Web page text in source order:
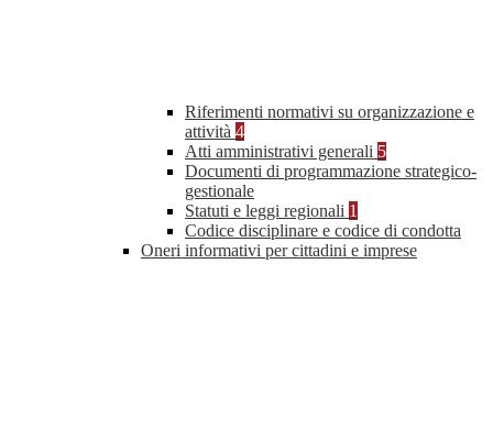
Riferimenti normativi su organizzazione e
attività 4
Atti amministrativi generali 5
Documenti di programmazione strategico-
gestionale
Statuti e leggi regionali 1
Codice disciplinare e codice di condotta
Oneri informativi per cittadini e imprese